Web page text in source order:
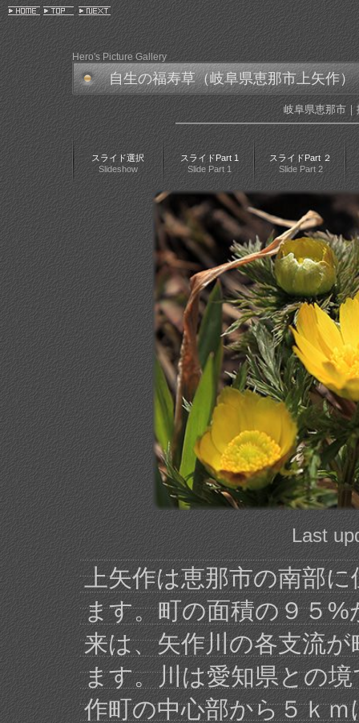
Hero's Picture Gallery
自生の福寿草（岐阜県恵那市上矢作）
岐阜県恵那市
スライド選択
Slideshow
スライドPart 1
Slide Part 1
スライドPart ２
Slide Part 2
Last
上矢作は恵那市の南部
ます。町の面積の９５
来は、矢作川の各支流
ます。川は愛知県との
作町の中心部から５ｋ